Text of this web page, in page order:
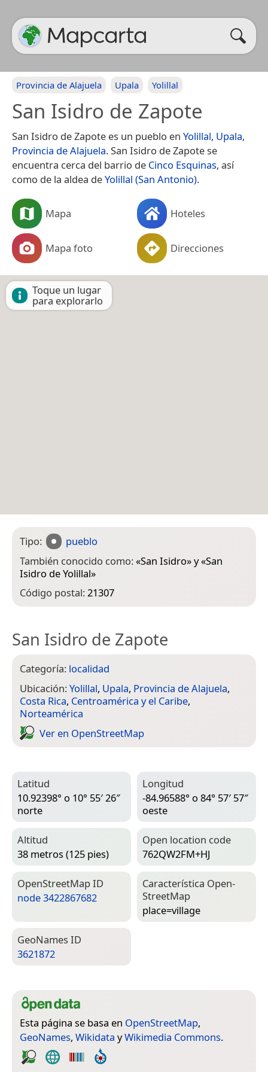
Provincia de Alajuela Upala Yolillal
San Isidro de Zapote
San Isidro de Zapote es un pueblo en Yolillal, Upala,
Provincia de Alajuela. San Isidro de Zapote se
encuentra cerca del barrio de Cinco Esquinas, así
como de la aldea deYolillal (San Antonio).
Mapa Hoteles
Mapa foto Direcciones
Toque un lugar
para explorarlo
Tipo:
pueblo
También conocido como:«San Isidro» y «San
Isidro de Yolillal»
Código postal:21307
San Isidro de Zapote
Categoría: localidad
Ubicación:Yolillal, Upala, Provincia de Alajuela,
Costa Rica, Centroamérica y el Caribe,
Norteamérica
Ver en Open­Street­Map
Latitud
10.92398° o 10° 55′ 26″
norte
Longitud
-84.96588° o 84° 57′ 57″
oeste
Altitud
38 metros (125 pies)
Open location code
762QW2FM+HJ
Open­Street­Map ID
node 3422867682
Característica Open­
Street­Map
place=­village
Geo­Names ID
3621872
Esta página se basa en OpenStreetMap,
GeoNames, Wikidata yWikimedia Commons.